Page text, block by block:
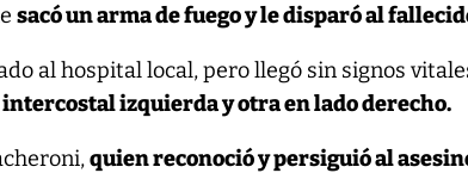
sacó un arma de fuego y le disparó al
al hospital local, pero llegó sin signos
izquierda y otra en lado derecho.
quien reconoció y persiguió al